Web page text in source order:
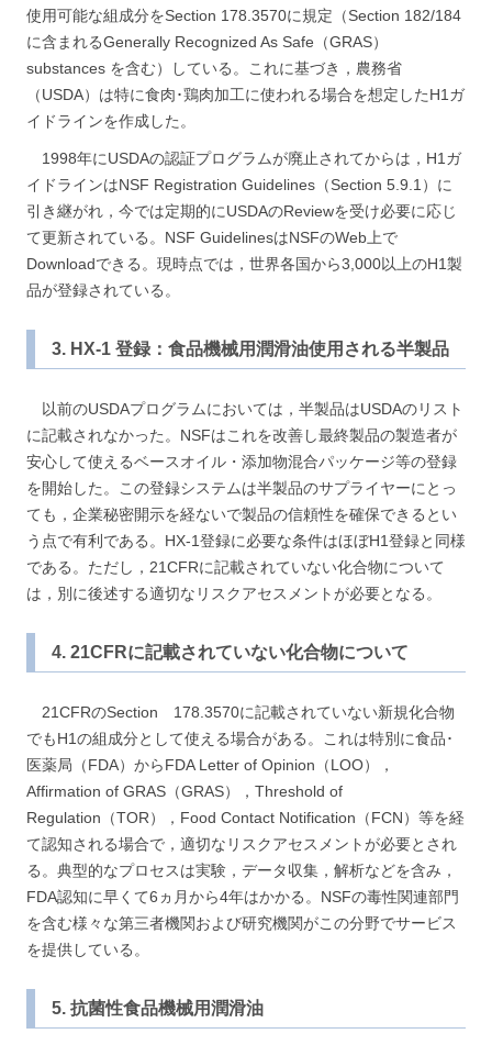
使用可能な組成分をSection 178.3570に規定（Section 182/184
に含まれるGenerally Recognized As Safe（GRAS）
substances を含む）している。これに基づき，農務省
（USDA）は特に食肉･鶏肉加工に使われる場合を想定したH1ガ
イドラインを作成した。
1998年にUSDAの認証プログラムが廃止されてからは，H1ガ
イドラインはNSF Registration Guidelines（Section 5.9.1）に
引き継がれ，今では定期的にUSDAのReviewを受け必要に応じ
て更新されている。NSF GuidelinesはNSFのWeb上で
Downloadできる。現時点では，世界各国から3,000以上のH1製
品が登録されている。
3. HX-1 登録：食品機械用潤滑油使用される半製品
以前のUSDAプログラムにおいては，半製品はUSDAのリスト
に記載されなかった。NSFはこれを改善し最終製品の製造者が
安心して使えるベースオイル・添加物混合パッケージ等の登録
を開始した。この登録システムは半製品のサプライヤーにとっ
ても，企業秘密開示を経ないで製品の信頼性を確保できるとい
う点で有利である。HX-1登録に必要な条件はほぼH1登録と同様
である。ただし，21CFRに記載されていない化合物について
は，別に後述する適切なリスクアセスメントが必要となる。
4. 21CFRに記載されていない化合物について
21CFRのSection 178.3570に記載されていない新規化合物
でもH1の組成分として使える場合がある。これは特別に食品･
医薬局（FDA）からFDA Letter of Opinion（LOO），
Affirmation of GRAS（GRAS），Threshold of
Regulation（TOR），Food Contact Notification（FCN）等を経
て認知される場合で，適切なリスクアセスメントが必要とされ
る。典型的なプロセスは実験，データ収集，解析などを含み，
FDA認知に早くて6ヵ月から4年はかかる。NSFの毒性関連部門
を含む様々な第三者機関および研究機関がこの分野でサービス
を提供している。
5. 抗菌性食品機械用潤滑油